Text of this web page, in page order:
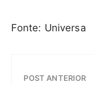
Fonte: Universa
POST ANTERIOR